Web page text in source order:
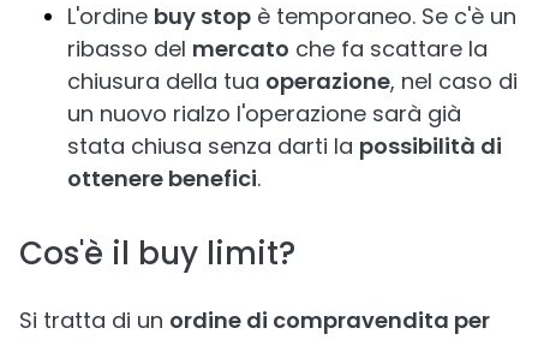
L'ordine buy stop è temporaneo. Se c'è un
ribasso del mercato che fa scattare la
chiusura della tua operazione, nel caso di
un nuovo rialzo l'operazione sarà già
stata chiusa senza darti la possibilità di
ottenere benefici.
Cos'è il buy limit?
Si tratta di un ordine di compravendita per